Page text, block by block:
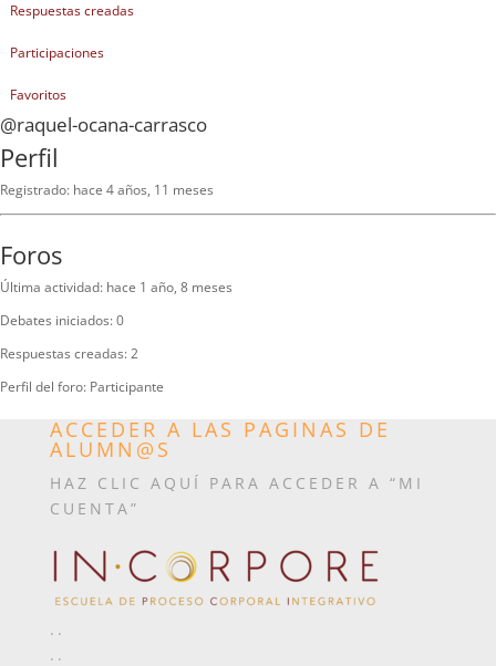
Respuestas creadas
Participaciones
Favoritos
@raquel-ocana-carrasco
Perfil
Registrado: hace 4 años, 11 meses
Foros
Última actividad: hace 1 año, 8 meses
Debates iniciados: 0
Respuestas creadas: 2
Perfil del foro: Participante
ACCEDER A LAS PAGINAS DE
ALUMN@S
HAZ CLIC AQUÍ PARA ACCEDER A “MI
CUENTA”
..
..